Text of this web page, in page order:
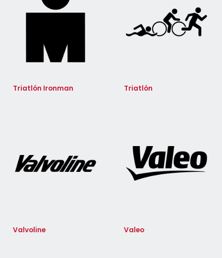
Triatlón Ironman Triatlón
Valvoline Valeo